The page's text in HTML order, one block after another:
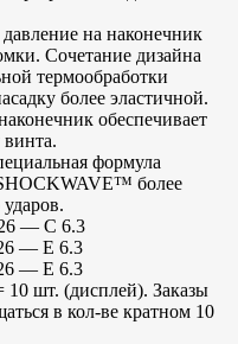
на наконечник
Сочетание дизайна
термообработки
более эластичной.
обеспечивает
формула
более
— C 6.3
— E 6.3
— E 6.3
10 шт. (дисплей). Заказы
в кол-ве кратном 10